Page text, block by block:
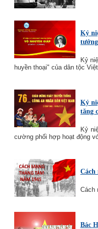
Kỷ
Kỷ
huyền thoại" của dân tộc
Kỷ
tăng
Kỷ
cường phối hợp hoạt động
Cách
Cách
Bác